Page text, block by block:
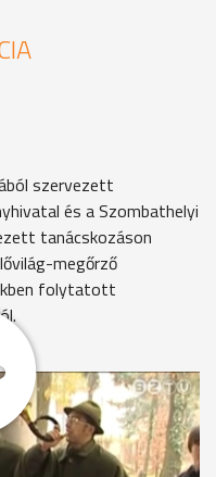
szervezett
és a Szombathelyi
tanácskozáson
megőrző
folytatott
állítja az
Az ENSZ idén az
felhívni az